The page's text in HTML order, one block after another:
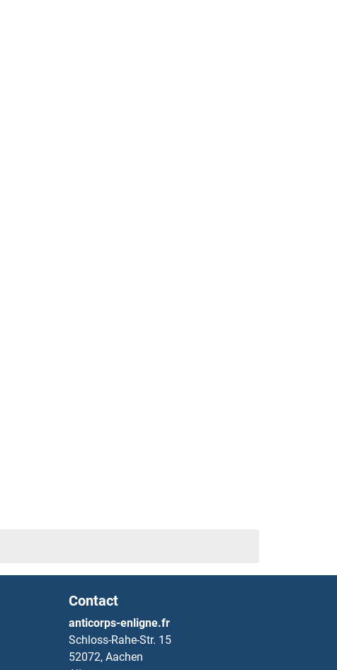
Contact
anticorps-enligne.fr
Schloss-Rahe-Str. 15
52072, Aachen